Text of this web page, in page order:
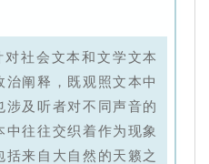
社会文本和文学文本
阐释，既观照文本中
及听者对不同声音的
往往交织着作为现象
括来自大自然的天籁之